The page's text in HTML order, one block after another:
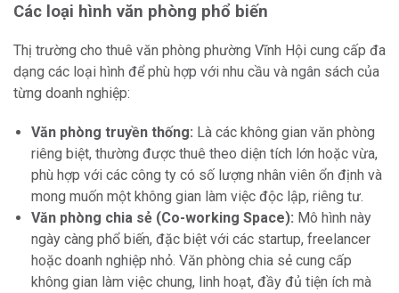
Các loại hình văn phòng phổ biến
Thị trường cho thuê văn phòng phường Vĩnh Hội cung cấp đa
dạng các loại hình để phù hợp với nhu cầu và ngân sách của
từng doanh nghiệp:
Văn phòng truyền thống: Là các không gian văn phòng
riêng biệt, thường được thuê theo diện tích lớn hoặc vừa,
phù hợp với các công ty có số lượng nhân viên ổn định và
mong muốn một không gian làm việc độc lập, riêng tư.
Văn phòng chia sẻ (Co-working Space): Mô hình này
ngày càng phổ biến, đặc biệt với các startup, freelancer
hoặc doanh nghiệp nhỏ. Văn phòng chia sẻ cung cấp
không gian làm việc chung, linh hoạt, đầy đủ tiện ích mà